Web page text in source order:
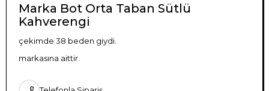
Marka Bot Orta Taban Sütlü
Kahverengi
çekimde 38 beden giydi.
markasına aittir.